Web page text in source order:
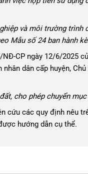
và môi trường trình
Mẫu số 24 ban hành
CP ngày 12/6/2025
dân cấp huyện,
cho phép chuyển
cứu các quy định nêu
hướng dẫn cụ thể.